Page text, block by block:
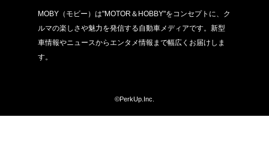
MOBY（モビー）は"MOTOR＆HOBBY"をコンセプトに、ク
ルマの楽しさや魅力を発信する自動車メディアです。新型
車情報やニュースからエンタメ情報まで幅広くお届けしま
す。
©PerkUp.Inc.